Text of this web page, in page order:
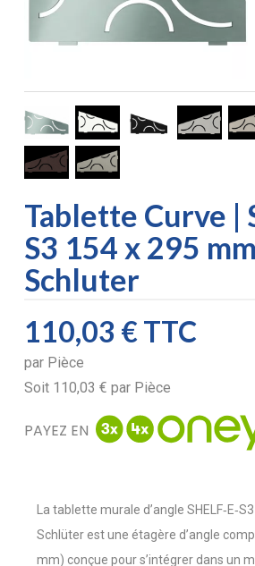
Tablette Curve |
S3 154 x 295
Schluter
110,03 €TTC
par Pièce
Soit 110,03 € par Pièce
PAYEZ EN
La tablette murale d’angle
Schlüter est une étagère d’angle
mm) conçue pour s’intégrer dans un